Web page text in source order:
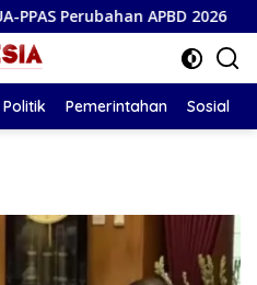
APBD 2026
Politik Pemerintahan Sosial